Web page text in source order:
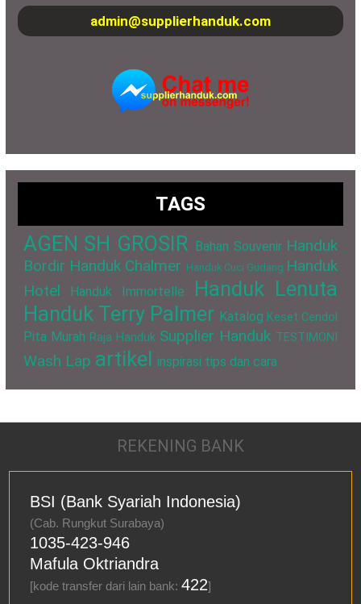
admin@supplierhanduk.com
TAGS
AGEN SH GROSIR Bahan Souvenir Handuk
Bordir Handuk Chalmer Handuk Cuci Gudang Handuk
Hotel
Handuk Immortelle
Handuk Lenuta
Handuk Terry Palmer Katalog Keset Cendol
Pita Murah Raja Handuk Supplier Handuk TESTIMONI
Wash Lap artikel inspirasi tips dan cara
REKENING BANK
BSI (Bank Syariah Indonesia)
(Cab. Rungkut Surabaya)
1035-423-946
Mafula Oktriandra
[kode transfer dari lain bank:422]